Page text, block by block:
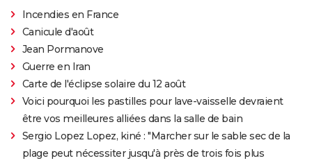
Incendies en France
Canicule d'août
Jean Pormanove
Guerre en Iran
Carte de l'éclipse solaire du 12 août
Voici pourquoi les pastilles pour lave-vaisselle devraient
être vos meilleures alliées dans la salle de bain
Sergio Lopez Lopez, kiné : "Marcher sur le sable sec de la
plage peut nécessiter jusqu'à près de trois fois plus